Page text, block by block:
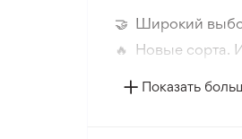
🤝 Широкий
🔥 Новые сорта.
📸
Показать